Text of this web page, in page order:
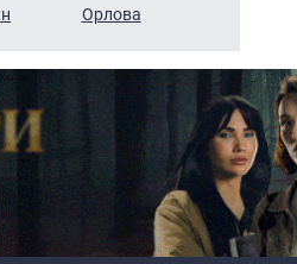
Орлова